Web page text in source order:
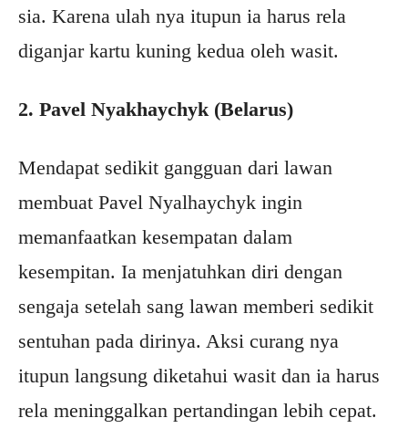
sia. Karena ulah nya itupun ia harus rela
diganjar kartu kuning kedua oleh wasit.
2. Pavel Nyakhaychyk (Belarus)
Mendapat sedikit gangguan dari lawan
membuat Pavel Nyalhaychyk ingin
memanfaatkan kesempatan dalam
kesempitan. Ia menjatuhkan diri dengan
sengaja setelah sang lawan memberi sedikit
sentuhan pada dirinya. Aksi curang nya
itupun langsung diketahui wasit dan ia harus
rela meninggalkan pertandingan lebih cepat.